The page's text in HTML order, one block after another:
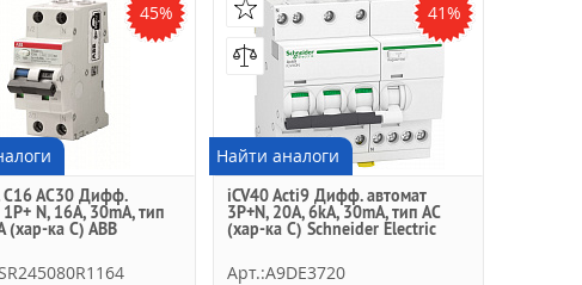
45%
C16 AC30 Дифф.
N, 16A, 30mA, тип
(хар-ка C) ABB
41%
Найти аналоги
iCV40 Acti9 Дифф. автомат
3P+N, 20А, 6kА, 30mA, тип AC
(хар-ка С) Schneider Electric
Арт.:A9DE3720